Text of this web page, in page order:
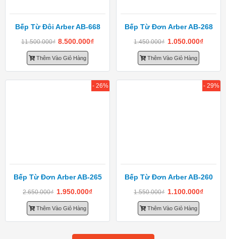
Bếp Từ Đôi Arber AB-668
11.500.000₫ 8.500.000₫
Thêm Vào Giỏ Hàng
Bếp Từ Đơn Arber AB-268
1.450.000₫ 1.050.000₫
Thêm Vào Giỏ Hàng
Bếp Từ Đơn Arber AB-265
2.650.000₫ 1.950.000₫
Thêm Vào Giỏ Hàng
- 26%
Bếp Từ Đơn Arber AB-260
1.550.000₫ 1.100.000₫
Thêm Vào Giỏ Hàng
- 29%